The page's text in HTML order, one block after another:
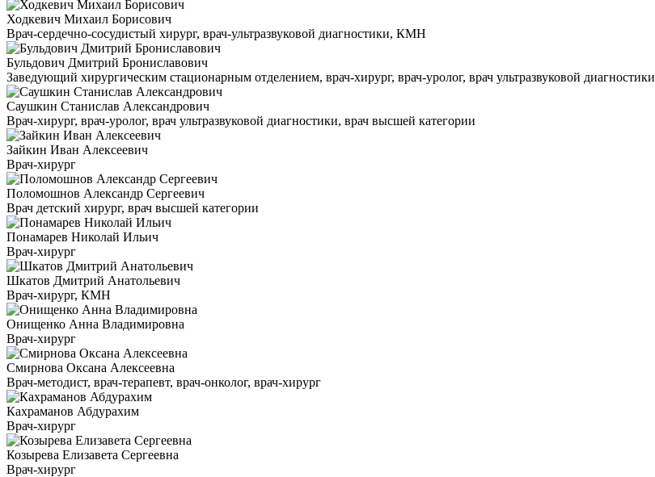
Ходкевич Михаил Борисович
Врач-сердечно-сосудистый хирург, врач-ультразвуковой диагностики, КМН
Бульдович Дмитрий Брониславович
Заведующий хирургическим стационарным отделением, врач-хирург, врач-уролог, врач ультразвуковой диагностики
Саушкин Станислав Александрович
Врач-хирург, врач-уролог, врач ультразвуковой диагностики, врач высшей категории
Зайкин Иван Алексеевич
Врач-хирург
Поломошнов Александр Сергеевич
Врач детский хирург, врач высшей категории
Понамарев Николай Ильич
Врач-хирург
Шкатов Дмитрий Анатольевич
Врач-хирург, КМН
Онищенко Анна Владимировна
Врач-хирург
Смирнова Оксана Алексеевна
Врач-методист, врач-терапевт, врач-онколог, врач-хирург
Кахраманов Абдурахим
Врач-хирург
Козырева Елизавета Сергеевна
Врач-хирург